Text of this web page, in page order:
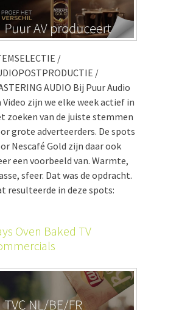
/
/
AUDIO Bij Puur Audio
Video zijn we elke week actief in
zoeken van de juiste stemmen
grote adverteerders. De spots
Nescafé Gold zijn daar ook
een voorbeeld van. Warmte,
sfeer. Dat was de opdracht.
resulteerde in deze spots:
Oven Baked TV